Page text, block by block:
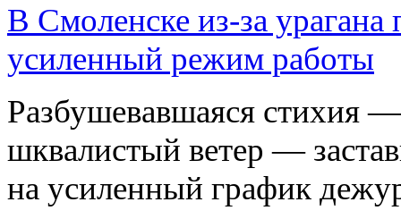
В Смоленске из-за
усиленный режим работы
Разбушевавшаяся стихия
шквалистый ветер —
на усиленный график